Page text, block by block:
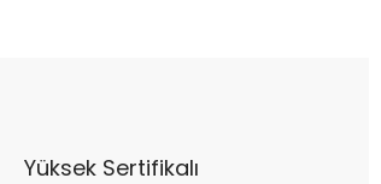
Yüksek Sertifikalı